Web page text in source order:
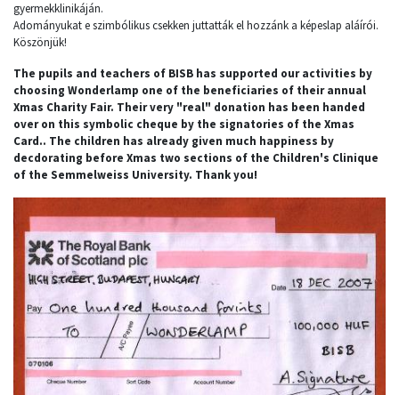
gyermekklinikáján.
Adományukat e szimbólikus csekken juttatták el hozzánk a képeslap aláírói.
Köszönjük!
The pupils and teachers of BISB has supported our activities by
choosing Wonderlamp one of the beneficiaries of their annual
Xmas Charity Fair. Their very "real" donation has been handed
over on this symbolic cheque by the signatories of the Xmas
Card.. The children has already given much happiness by
decdorating before Xmas two sections of the Children's Clinique
of the Semmelweiss University. Thank you!